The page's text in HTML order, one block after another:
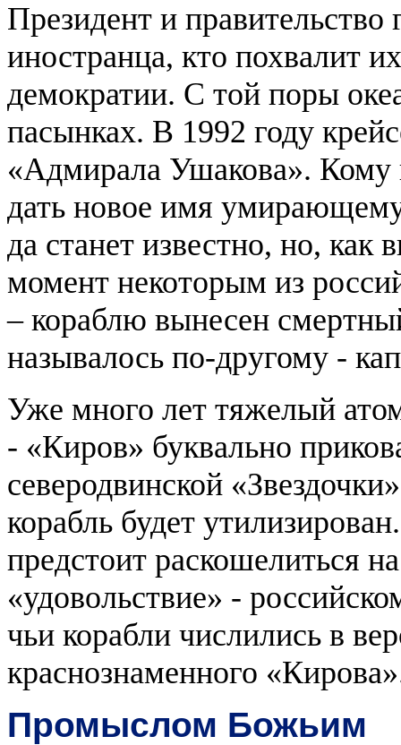
Президент и
иностранца, кто похвалит
демократии. С той поры
пасынках. В 1992 году
«Адмирала Ушакова». Кому
дать новое имя
да станет известно, но, как
момент некоторым из
– кораблю вынесен
называлось по-другому -
Уже много лет тяжелый
- «Киров» буквально
северодвинской
корабль будет
предстоит раскошелиться
«удовольствие» -
чьи корабли числились в
краснознаменного
Промыслом Божьим